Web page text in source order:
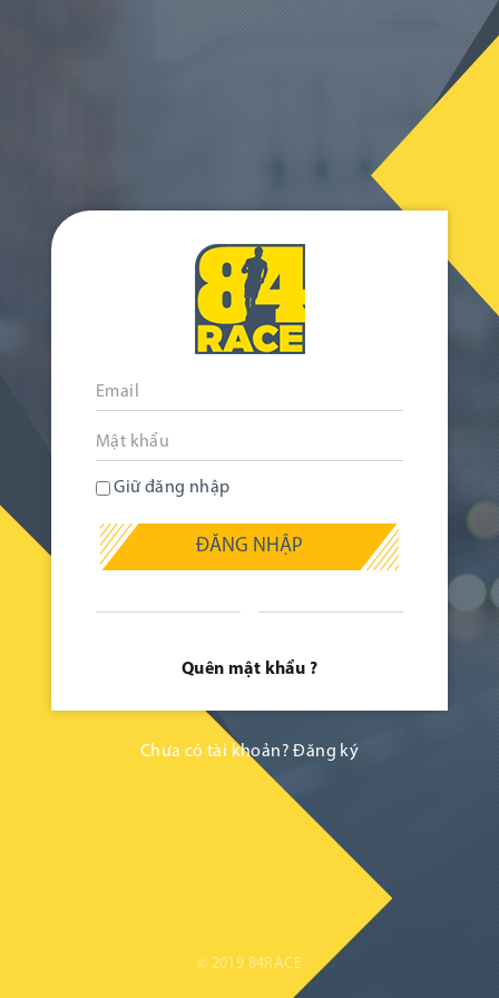
Giữ đăng nhập
ĐĂNG NHẬP
Quên mật khẩu ?
Chưa có tài khoản?Đăng ký
© 2019 84RACE